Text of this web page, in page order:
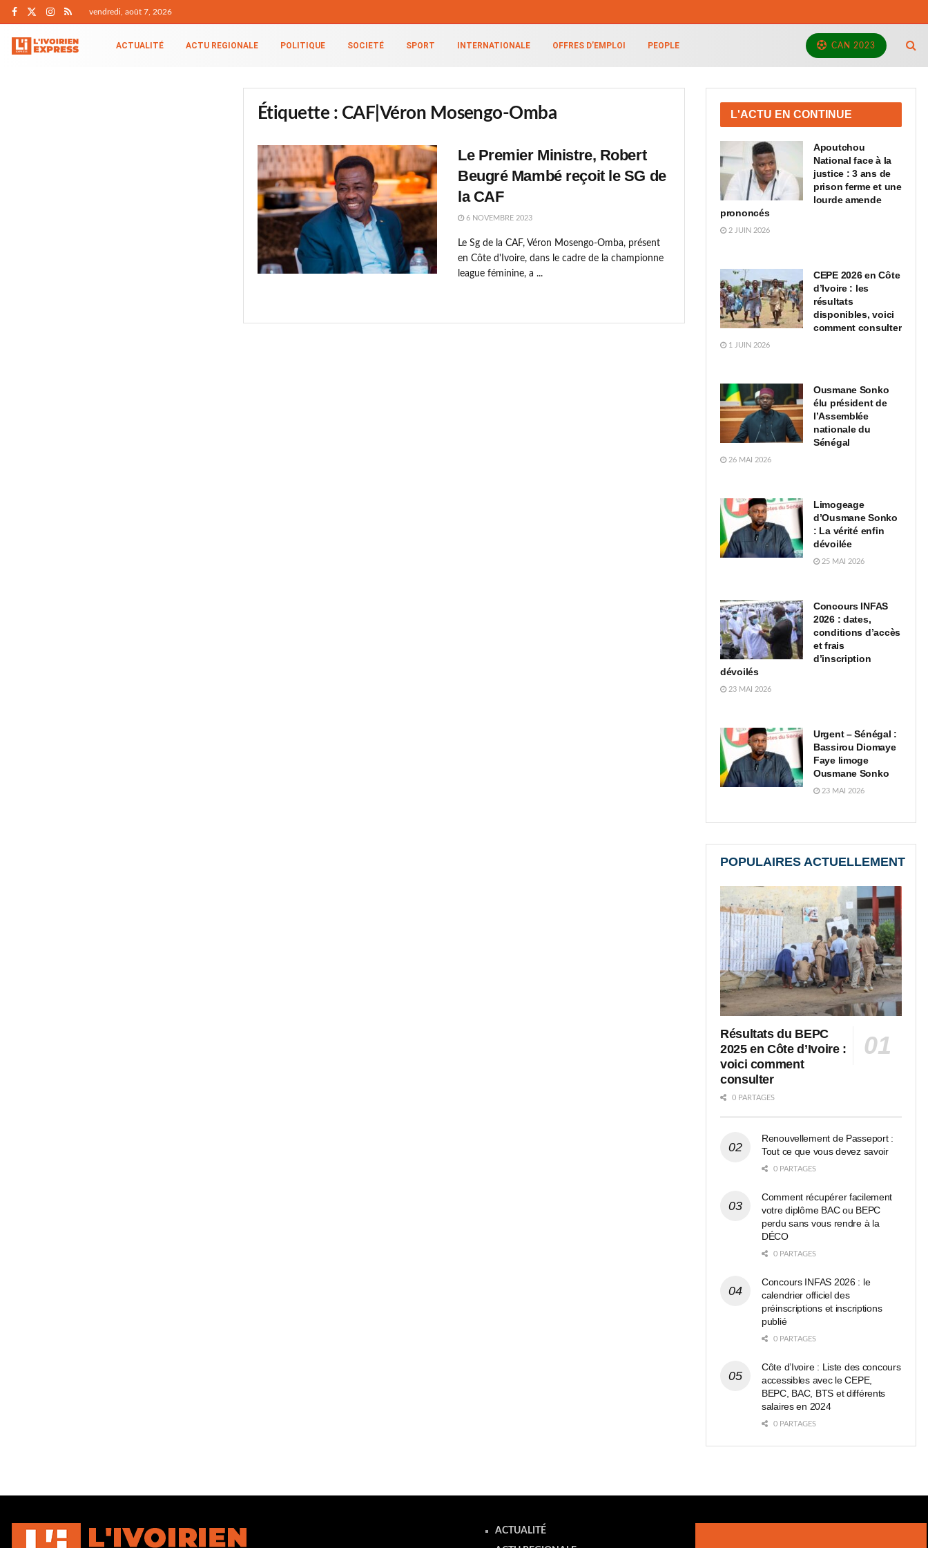
vendredi, août 7, 2026
ACTUALITÉ ACTU REGIONALE POLITIQUE SOCIETÉ SPORT INTERNATIONALE OFFRES D’EMPLOI PEOPLE CAN 2023
Étiquette : CAF|Véron Mosengo-Omba
Le Premier Ministre, Robert
Beugré Mambé reçoit le SG de
la CAF
6 NOVEMBRE 2023
Le Sg de la CAF, Véron Mosengo-Omba, présent
en Côte d'Ivoire, dans le cadre de la championne
league féminine, a ...
L'ACTU EN CONTINUE
Apoutchou
National face à la
justice : 3 ans de
prison ferme et une
lourde amende
prononcés
2 JUIN 2026
CEPE 2026 en Côte
d’Ivoire : les
résultats
disponibles, voici
comment consulter
1 JUIN 2026
Ousmane Sonko
élu président de
l’Assemblée
nationale du
Sénégal
26 MAI 2026
Limogeage
d’Ousmane Sonko
: La vérité enfin
dévoilée
25 MAI 2026
Concours INFAS
2026 : dates,
conditions d’accès
et frais
d’inscription
dévoilés
23 MAI 2026
Urgent – Sénégal :
Bassirou Diomaye
Faye limoge
Ousmane Sonko
23 MAI 2026
POPULAIRES ACTUELLEMENT
Résultats du BEPC
2025 en Côte d’Ivoire :
voici comment
consulter
0 PARTAGES
Renouvellement de Passeport :
Tout ce que vous devez savoir
0 PARTAGES
Comment récupérer facilement
votre diplôme BAC ou BEPC
perdu sans vous rendre à la
DÉCO
0 PARTAGES
Concours INFAS 2026 : le
calendrier officiel des
préinscriptions et inscriptions
publié
0 PARTAGES
Côte d’Ivoire : Liste des concours
accessibles avec le CEPE,
BEPC, BAC, BTS et différents
salaires en 2024
0 PARTAGES
ACTUALITÉ